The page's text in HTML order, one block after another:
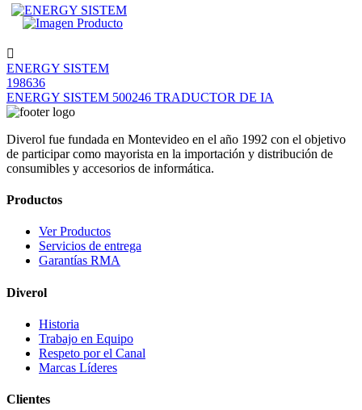
ENERGY SISTEM
198636
ENERGY SISTEM 500246 TRADUCTOR DE IA
Diverol fue fundada en Montevideo en el año 1992 con el objetivo
de participar como mayorista en la importación y distribución de
consumibles y accesorios de informática.
Productos
Ver Productos
Servicios de entrega
Garantías RMA
Diverol
Historia
Trabajo en Equipo
Respeto por el Canal
Marcas Líderes
Clientes